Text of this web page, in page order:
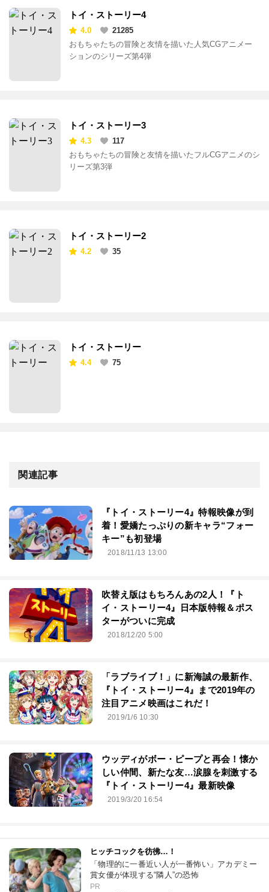
トイ・ストーリー4
4.0
21285
おもちゃたちの冒険と友情を描いた人気CGアニメー
ションのシリーズ第4弾
トイ・ストーリー3
4.3
117
おもちゃたちの冒険と友情を描いたフルCGアニメのシ
リーズ第3弾
トイ・ストーリー2
4.2 35
トイ・ストーリー
4.4 75
関連記事
『トイ・ストーリー4』特報映像が到
着！愛嬌たっぷりの新キャラ“フォー
キー”も初登場
2018/11/13 13:00
吹替え版はもちろんあの2人！『ト
イ・ストーリー4』日本版特報＆ポス
ターがついに完成
2018/12/20 5:00
「ラブライブ！」に新海誠の最新作、
『トイ・ストーリー4』まで2019年の
注目アニメ映画はこれだ！
2019/1/6 10:30
ウッディがボー・ピープと再会！懐か
しい仲間、新たな友…涙腺を刺激する
『トイ・ストーリー4』最新映像
2019/3/20 16:54
ヒッチコックを彷彿…！
「物理的に一番近い人が一番怖い」アカデミー
賞女優が体現する“隣人”の恐怖
PR